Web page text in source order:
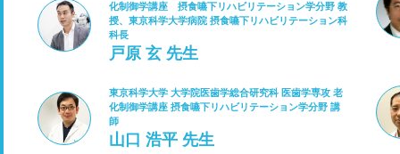
化制御学講座 摂食嚥下リハビリテーション学分野 教
授、東京科学大学病院 摂食嚥下リハビリテーション科
科長
戸原 玄 先生
東京科学大学 大学院医歯学総合研究科 医歯学専攻 老
化制御学講座 摂食嚥下リハビリテーション学分野 講
師
山口 浩平 先生